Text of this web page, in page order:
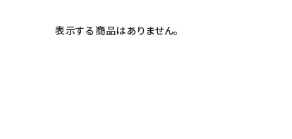
表示する商品はありません。